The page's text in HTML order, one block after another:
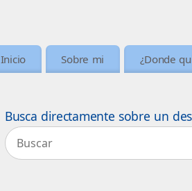
Inicio Sobre mi ¿Donde
Busca directamente sobre un